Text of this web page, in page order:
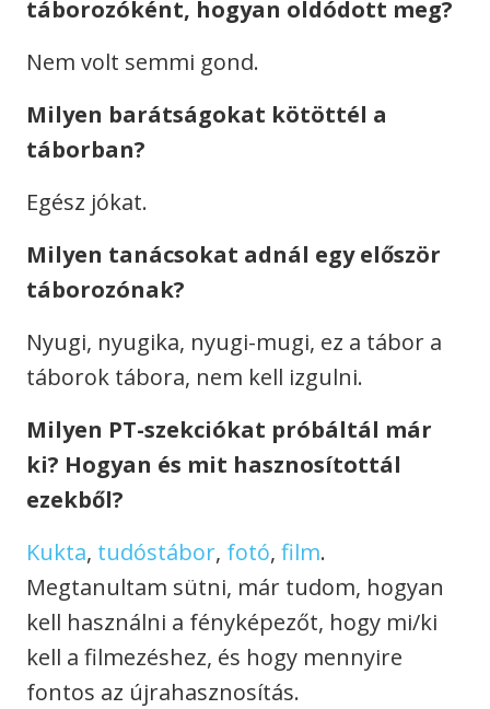
táborozóként, hogyan oldódott meg?
Nem volt semmi gond.
Milyen barátságokat kötöttél a
táborban?
Egész jókat.
Milyen tanácsokat adnál egy először
táborozónak?
Nyugi, nyugika, nyugi-mugi, ez a tábor a
táborok tábora, nem kell izgulni.
Milyen PT-szekciókat próbáltál már
ki? Hogyan és mit hasznosítottál
ezekből?
Kukta, tudóstábor, fotó, film.
Megtanultam sütni, már tudom, hogyan
kell használni a fényképezőt, hogy mi/ki
kell a filmezéshez, és hogy mennyire
fontos az újrahasznosítás.